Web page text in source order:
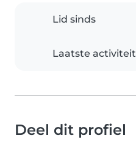
Lid sinds
Laatste activiteit
Deel dit profiel